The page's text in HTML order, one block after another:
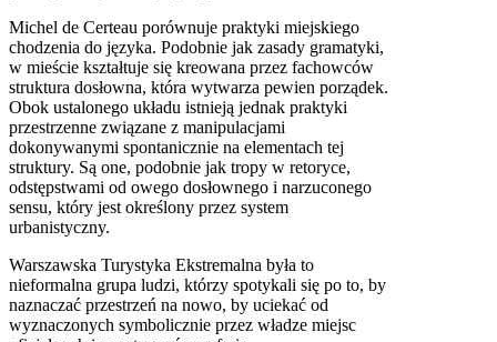
Michel de Certeau porównuje praktyki miejskiego
chodzenia do języka. Podobnie jak zasady gramatyki,
w mieście kształtuje się kreowana przez fachowców
struktura dosłowna, która wytwarza pewien porządek.
Obok ustalonego układu istnieją jednak praktyki
przestrzenne związane z manipulacjami
dokonywanymi spontanicznie na elementach tej
struktury. Są one, podobnie jak tropy w retoryce,
odstępstwami od owego dosłownego i narzuconego
sensu, który jest określony przez system
urbanistyczny.
Warszawska Turystyka Ekstremalna była to
nieformalna grupa ludzi, którzy spotykali się po to, by
naznaczać przestrzeń na nowo, by uciekać od
wyznaczonych symbolicznie przez władze miejsc